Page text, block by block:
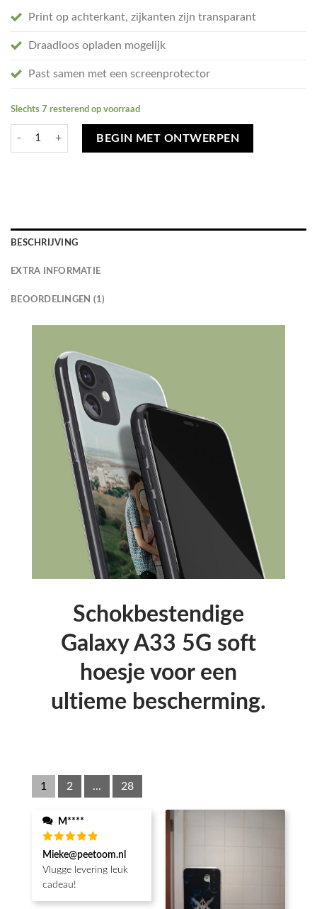
Print op achterkant, zijkanten zijn transparant
Draadloos opladen mogelijk
Past samen met een screenprotector
Slechts 7 resterend op voorraad
Ontwerp je eigen Samsung Galaxy A33 5G hoesje - soft transparant
BEGIN MET ONTWERPEN
BESCHRIJVING
EXTRA INFORMATIE
BEOORDELINGEN (1)
Schokbestendige
Galaxy A33 5G soft
hoesje voor een
ultieme bescherming.
1 2 ... 28
M****
Waardering
5uit 5
Mieke@peetoom.nl
Vlugge levering leuk
cadeau!